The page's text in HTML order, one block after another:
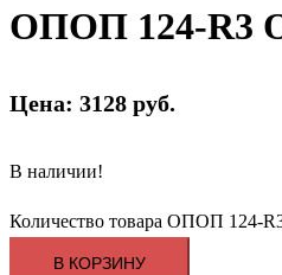
ОПОП 124-R3
Цена: 3128 руб.
В наличии!
Количество товара ОПОП 124-
В КОРЗИНУ